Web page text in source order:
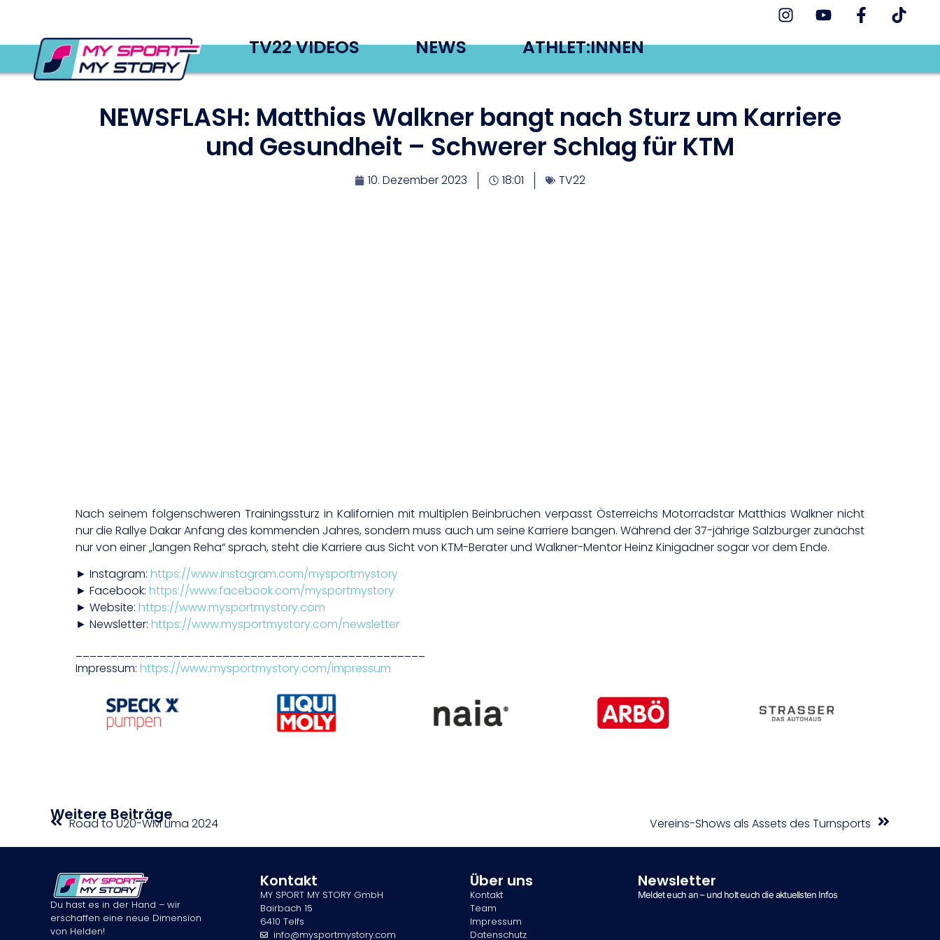
TV22 VIDEOS NEWS ATHLET:INNEN
NEWSFLASH: Matthias Walkner bangt nach Sturz um Karriere
und Gesundheit – Schwerer Schlag für KTM
10. Dezember 2023 18:01 TV22
Nach seinem folgenschweren Trainingssturz in Kalifornien mit multiplen Beinbrüchen verpasst Österreichs Motorradstar Matthias Walkner nicht
nur die Rallye Dakar Anfang des kommenden Jahres, sondern muss auch um seine Karriere bangen. Während der 37-jährige Salzburger zunächst
nur von einer „langen Reha“ sprach, steht die Karriere aus Sicht von KTM-Berater und Walkner-Mentor Heinz Kinigadner sogar vor dem Ende.
► Instagram: https://www.instagram.com/mysportmystory
► Facebook: https://www.facebook.com/mysportmystory
► Website: https://www.mysportmystory.com
► Newsletter: https://www.mysportmystory.com/newsletter
Impressum: https://www.mysportmystory.com/impressum
Weitere Beiträge
Road to U20-WM Lima 2024 Vereins-Shows als Assets des Turnsports
Du hast es in der Hand – wir
erschaffen eine neue Dimension
von Helden!
Kontakt
MY SPORT MY STORY GmbH
Bairbach 15
6410 Telfs
info@mysportmystory.com
Über uns
Kontakt
Team
Impressum
Datenschutz
Newsletter
Meldet euch an – und holt euch die aktuellsten Infos